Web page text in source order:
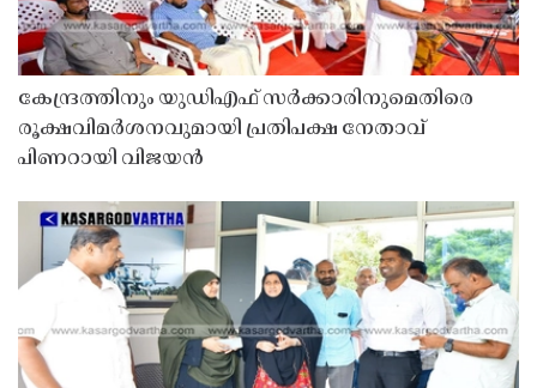
കേന്ദ്രത്തിനും യുഡിഎഫ് സർക്കാരിനുമെതിരെ
രൂക്ഷവിമർശനവുമായി പ്രതിപക്ഷ നേതാവ്
പിണറായി വിജയൻ